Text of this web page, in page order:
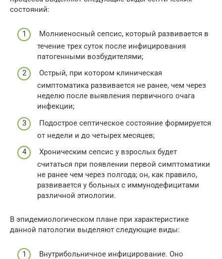
состояний:
Молниеносный сепсис, который развивается в
течение трех суток после инфицирования
патогенными возбудителями;
Острый, при котором клиническая
симптоматика развивается не ранее, чем через
неделю после выявления первичного очага
инфекции;
Подострое септическое состояние формируется
от недели и до четырех месяцев;
Хроническим сепсис у взрослых будет
считаться при появлении первой симптоматики
не ранее чем через полгода; он, как правило,
развивается у больных с иммунодефицитами
различной этиологии.
В эпидемиологическом плане при характеристике
данной патологии выделяют следующие виды:
Внутрибольничное инфицирование. Оно